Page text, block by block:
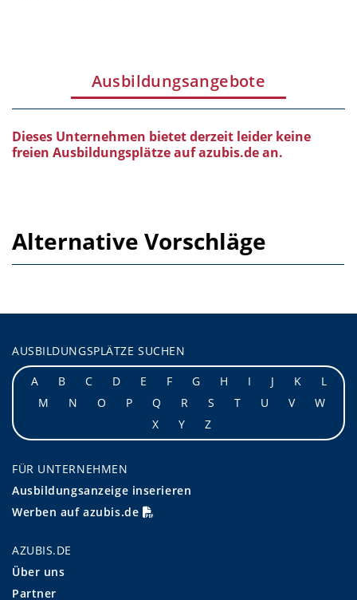
Ausbildungsangebote
Dieses Unternehmen bietet derzeit leider keine
freien Ausbildungsplätze auf azubis.de an.
Alternative Vorschläge
AUSBILDUNGSPLÄTZE SUCHEN
A
B C D E F G H I J K
L
M
N O P Q R S T U V
W
X
Y Z
FÜR UNTERNEHMEN
Ausbildungsanzeige inserieren
Werben auf azubis.de
AZUBIS.DE
Über uns
Partner